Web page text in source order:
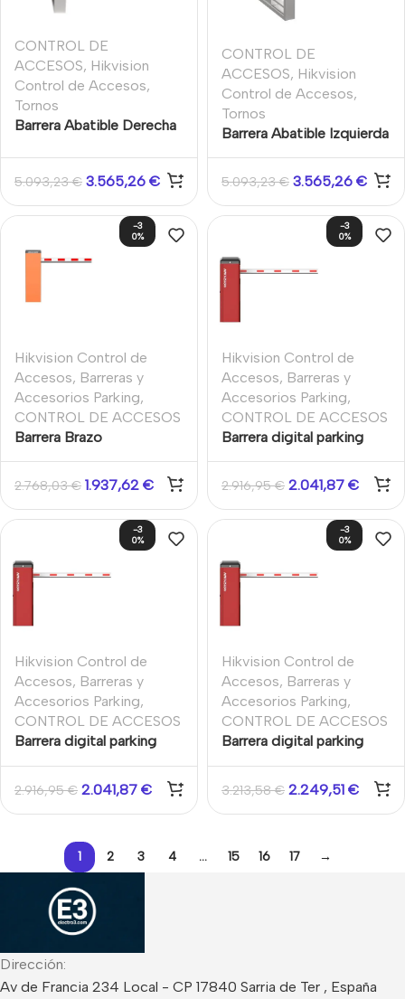
CONTROL DE
ACCESOS, Hikvision
Control de Accesos,
Tornos
Barrera Abatible Derecha
5.093,23€ 3.565,26 €
CONTROL DE
ACCESOS, Hikvision
Control de Accesos,
Tornos
Barrera Abatible Izquierda
5.093,23€ 3.565,26 €
-3
0%
Hikvision Control de
Accesos, Barreras y
Accesorios Parking,
CONTROL DE ACCESOS
Barrera Brazo
telescópico 4m
Velocidad ajustable
Izquierda o derecha
Hikvision
2.768,03€ 1.937,62 €
-3
0%
Hikvision Control de
Accesos, Barreras y
Accesorios Parking,
CONTROL DE ACCESOS
Barrera digital parking
con brazo recto 3m
2.916,95€ 2.041,87 €
-3
0%
Hikvision Control de
Accesos, Barreras y
Accesorios Parking,
CONTROL DE ACCESOS
Barrera digital parking
2.916,95€ 2.041,87 €
-3
0%
Hikvision Control de
Accesos, Barreras y
Accesorios Parking,
CONTROL DE ACCESOS
Barrera digital parking
3.213,58€ 2.249,51 €
1 2 3 4 … 15 16 17 →
Dirección:
Av de Francia 234 Local - CP 17840 Sarria de Ter , España